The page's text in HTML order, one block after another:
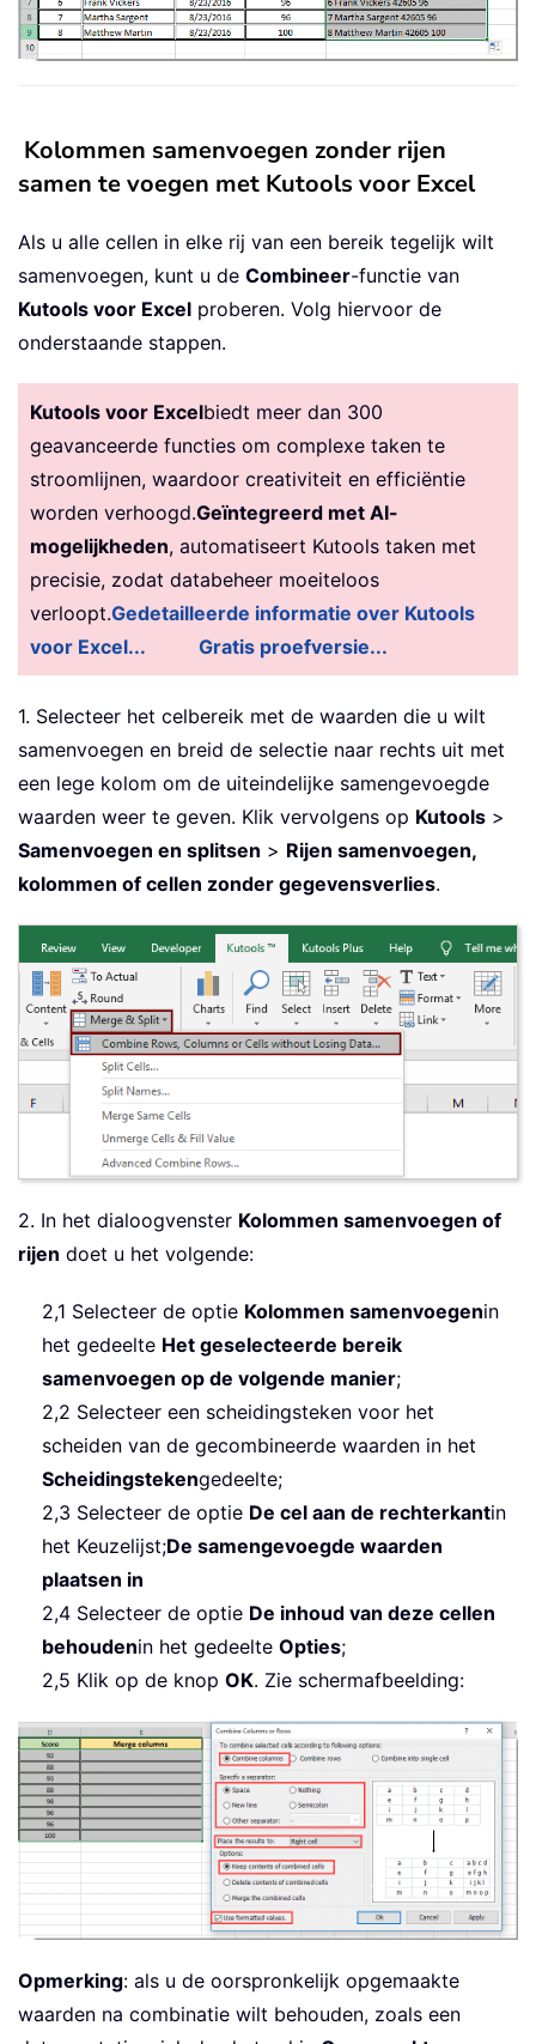
Kolommen samenvoegen zonder rijen
samen te voegen met Kutools voor Excel
Als u alle cellen in elke rij van een bereik tegelijk wilt
samenvoegen, kunt u de Combineer-functie van
Kutools voor Excel proberen. Volg hiervoor de
onderstaande stappen.
Kutools voor Excelbiedt meer dan 300
geavanceerde functies om complexe taken te
stroomlijnen, waardoor creativiteit en efficiëntie
worden verhoogd.Geïntegreerd met AI-
mogelijkheden, automatiseert Kutools taken met
precisie, zodat databeheer moeiteloos
verloopt.Gedetailleerde informatie over Kutools
voor Excel...
Gratis proefversie...
1. Selecteer het celbereik met de waarden die u wilt
samenvoegen en breid de selectie naar rechts uit met
een lege kolom om de uiteindelijke samengevoegde
waarden weer te geven. Klik vervolgens op Kutools >
Samenvoegen en splitsen > Rijen samenvoegen,
kolommen of cellen zonder gegevensverlies.
2. In het dialoogvenster Kolommen samenvoegen of
rijen doet u het volgende:
2,1 Selecteer de optie Kolommen samenvoegenin
het gedeelte Het geselecteerde bereik
samenvoegen op de volgende manier;
2,2 Selecteer een scheidingsteken voor het
scheiden van de gecombineerde waarden in het
Scheidingstekengedeelte;
2,3 Selecteer de optie De cel aan de rechterkantin
het Keuzelijst;De samengevoegde waarden
plaatsen in
2,4 Selecteer de optie De inhoud van deze cellen
behoudenin het gedeelte Opties;
2,5 Klik op de knop OK. Zie schermafbeelding:
Opmerking: als u de oorspronkelijk opgemaakte
waarden na combinatie wilt behouden, zoals een